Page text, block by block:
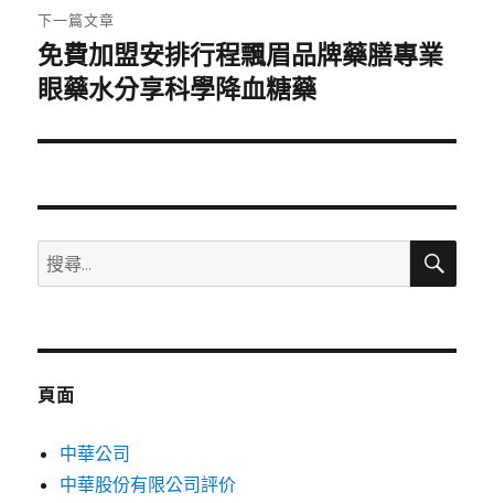
章:
下一篇文章
下
一
文
免費加盟安排行程飄眉品牌藥膳專業
眼藥水分享科學降血糖藥
搜
尋
鍵
搜
頁面
中華公司
中華股份有限公司評价